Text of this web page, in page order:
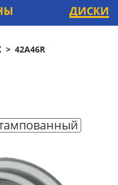
ДИСКИ
42A46R